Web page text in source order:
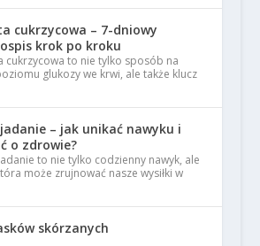
cukrzycowa – 7-dniowy
krok po kroku
cukrzycowa to nie tylko sposób na
glukozy we krwi, ale także klucz
– jak unikać nawyku i
o zdrowie?
to nie tylko codzienny nawyk, ale
może zrujnować nasze wysiłki w
skórzanych